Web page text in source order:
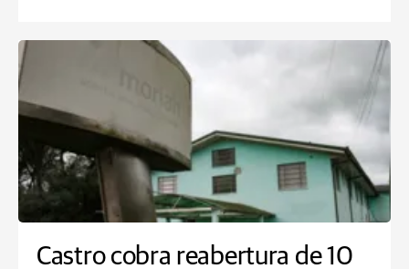
Castro cobra reabertura de 10